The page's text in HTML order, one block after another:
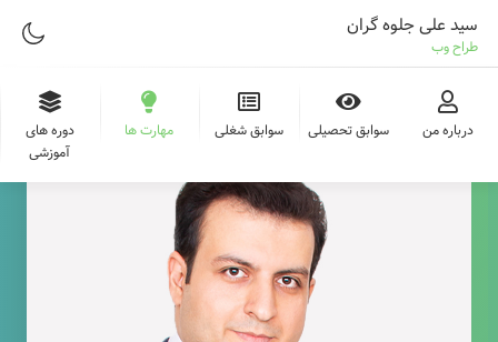
سید علی جلوه گران
طراح وب
درباره من سوابق تحصیلی سوابق شغلی مهارت ها
دوره های
آموزشی